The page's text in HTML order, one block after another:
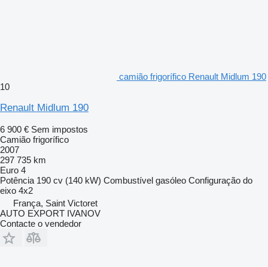
camião frigorífico Renault Midlum 190
10
Renault Midlum 190
6 900 € Sem impostos
Camião frigorífico
2007
297 735 km
Euro 4
Potência 190 cv (140 kW) Combustível gasóleo Configuração do
eixo 4x2
França, Saint Victoret
AUTO EXPORT IVANOV
Contacte o vendedor